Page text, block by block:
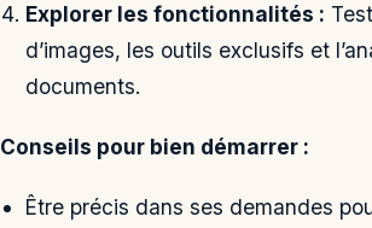
Explorer les fonctionnalités :
d’images, les outils exclusifs et
documents.
Conseils pour bien démarrer :
Être précis dans ses demandes